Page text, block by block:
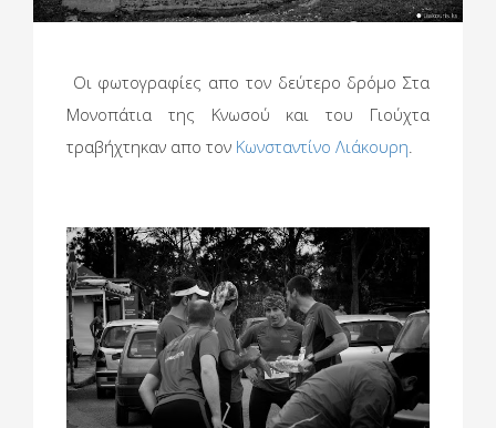
Οι φωτογραφίες απο τον δεύτερο δρόμο Στα
Μονοπάτια της Κνωσού και του Γιούχτα
τραβήχτηκαν απο τον Κωνσταντίνο Λιάκουρη.